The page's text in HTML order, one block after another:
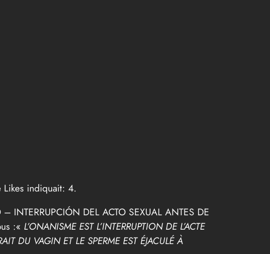
Likes indiquait: 4.
DEL ACTO SEXUAL ANTES DE
:« L’ONANISME EST L’INTERRUPTION DE L’ACTE
DU VAGIN ET LE SPERME EST ÉJACULÉ À